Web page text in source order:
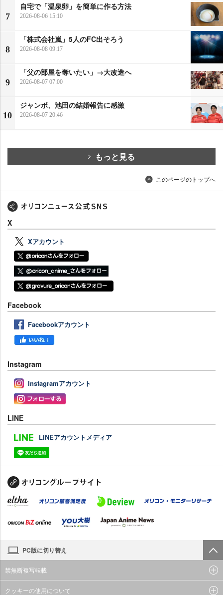
7
自宅で「温泉卵」を簡単に作る方法
2026-08-06 15:10
8
「株式会社嵐」5人のFC出そろう
2026-08-08 09:17
9
「父の部屋を奪いたい」→大改造へ
2026-08-07 07:00
10
ジャンボ、池田の結婚報告に感激
2026-08-07 20:46
もっと見る
このページのトップへ
X
Xアカウント
Facebook
Facebookアカウント
Instagram
Instagramアカウント
LINE
LINEアカウントメディア
PC版に切り替え
禁無断複写転載
クッキーの使用について